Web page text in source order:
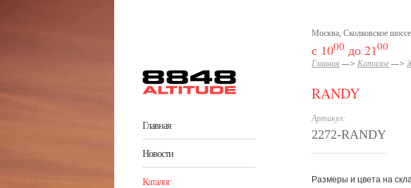
Главная
Новости
Каталог
Москва, Сколковское
с 1000 до 2100
Главная —> Каталог —>
RANDY
Артикул:
2272-RANDY
Размеры и цвета на